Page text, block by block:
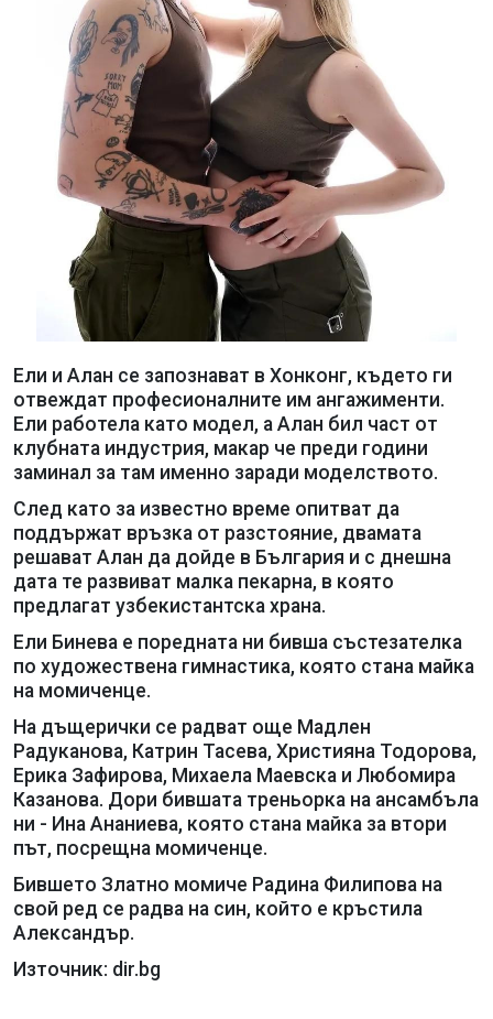
Ели и Алан се запознават в Хонконг, където ги
отвеждат професионалните им ангажименти.
Ели работела като модел, а Алан бил част от
клубната индустрия, макар че преди години
заминал за там именно заради моделството.
След като за известно време опитват да
поддържат връзка от разстояние, двамата
решават Алан да дойде в България и с днешна
дата те развиват малка пекарна, в която
предлагат узбекистантска храна.
Ели Бинева е поредната ни бивша състезателка
по художествена гимнастика, която стана майка
на момиченце.
На дъщерички се радват още Мадлен
Радуканова, Катрин Тасева, Християна Тодорова,
Ерика Зафирова, Михаела Маевска и Любомира
Казанова. Дори бившата треньорка на ансамбъла
ни - Ина Ананиева, която стана майка за втори
път, посрещна момиченце.
Бившето Златно момиче Радина Филипова на
свой ред се радва на син, който е кръстила
Александър.
Източник: dir.bg